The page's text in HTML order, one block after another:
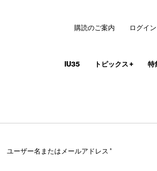
IU35 トピックス+ 特
購読のご案内 ログイン
ユーザー名またはメールアドレス*必